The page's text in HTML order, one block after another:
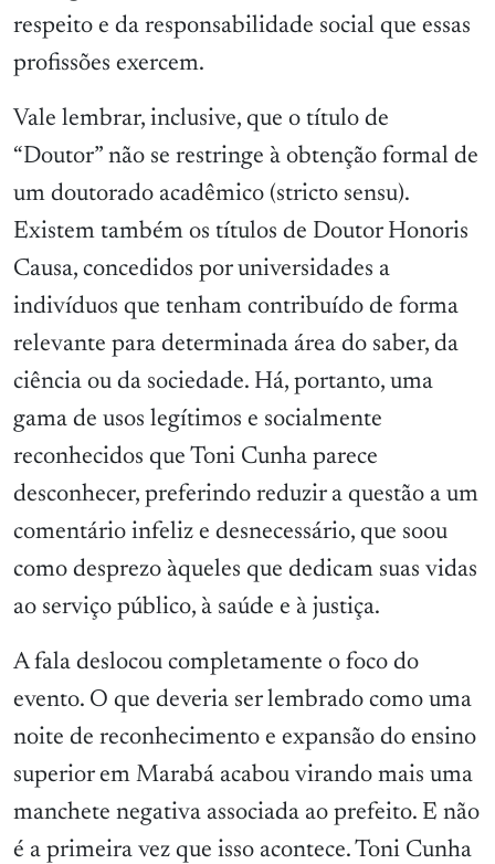
respeito e da responsabilidade social que essas
profissões exercem.
Vale lembrar, inclusive, que o título de
“Doutor” não se restringe à obtenção formal de
um doutorado acadêmico (stricto sensu).
Existem também os títulos de Doutor Honoris
Causa, concedidos por universidades a
indivíduos que tenham contribuído de forma
relevante para determinada área do saber, da
ciência ou da sociedade. Há, portanto, uma
gama de usos legítimos e socialmente
reconhecidos que Toni Cunha parece
desconhecer, preferindo reduzir a questão a um
comentário infeliz e desnecessário, que soou
como desprezo àqueles que dedicam suas vidas
ao serviço público, à saúde e à justiça.
A fala deslocou completamente o foco do
evento. O que deveria ser lembrado como uma
noite de reconhecimento e expansão do ensino
superior em Marabá acabou virando mais uma
manchete negativa associada ao prefeito. E não
é a primeira vez que isso acontece. Toni Cunha